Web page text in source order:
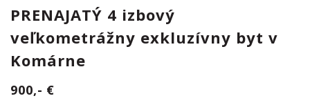
PRENAJATÝ 4 izbový
veľkometrážny exkluzívny byt v
Komárne
900,- €